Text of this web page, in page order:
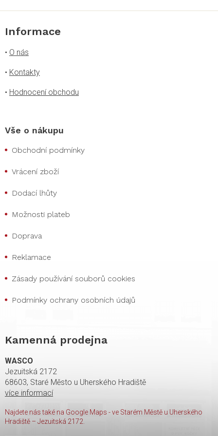
Informace
• O nás
• Kontakty
• Hodnocení obchodu
Vše o nákupu
Obchodní podmínky
Vrácení zboží
Dodací lhůty
Možnosti plateb
Doprava
Reklamace
Zásady používání souborů cookies
Podmínky ochrany osobních údajů
Kamenná prodejna
WASCO
Jezuitská 2172
68603, Staré Město u Uherského Hradiště
více informací
Najdete nás také na Google Maps - ve Starém Městě u Uherského
Hradiště – Jezuitská 2172.